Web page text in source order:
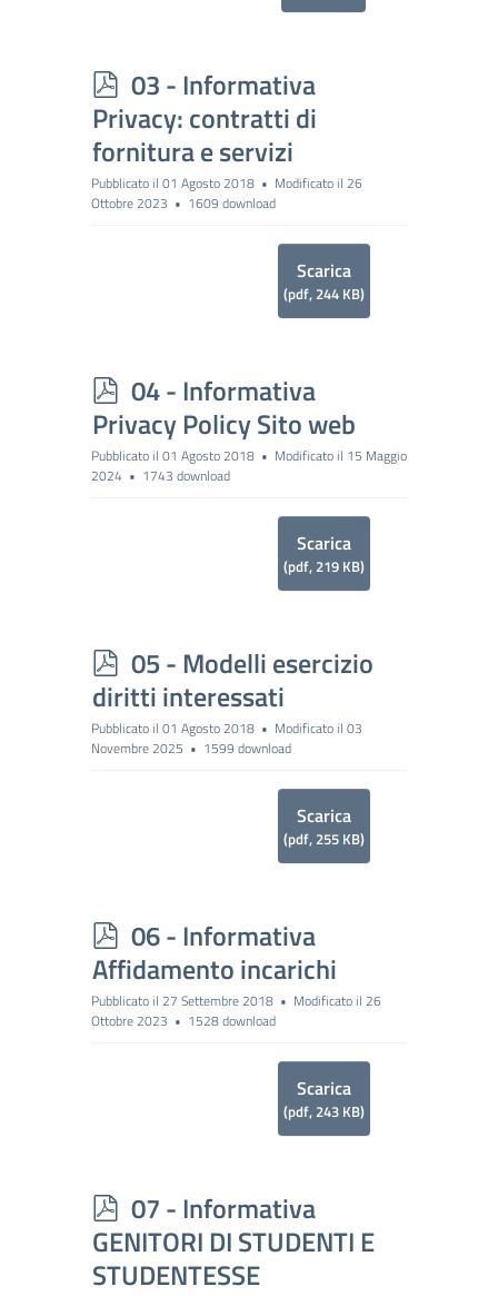
p
d
f
03 - Informativa
Privacy: contratti di
fornitura e servizi
Pubblicato il 01 Agosto 2018
Modificato il 26
Ottobre 2023
1609 download
Scarica
(pdf, 244 KB)
p
d
f
04 - Informativa
Privacy Policy Sito web
Pubblicato il 01 Agosto 2018
Modificato il 15 Maggio
2024
1743 download
Scarica
(pdf, 219 KB)
p
d
f
05 - Modelli esercizio
diritti interessati
Pubblicato il 01 Agosto 2018
Modificato il 03
Novembre 2025
1599 download
Scarica
(pdf, 255 KB)
p
d
f
06 - Informativa
Affidamento incarichi
Pubblicato il 27 Settembre 2018
Modificato il 26
Ottobre 2023
1528 download
Scarica
(pdf, 243 KB)
p
d
f
07 - Informativa
GENITORI DI STUDENTI E
STUDENTESSE